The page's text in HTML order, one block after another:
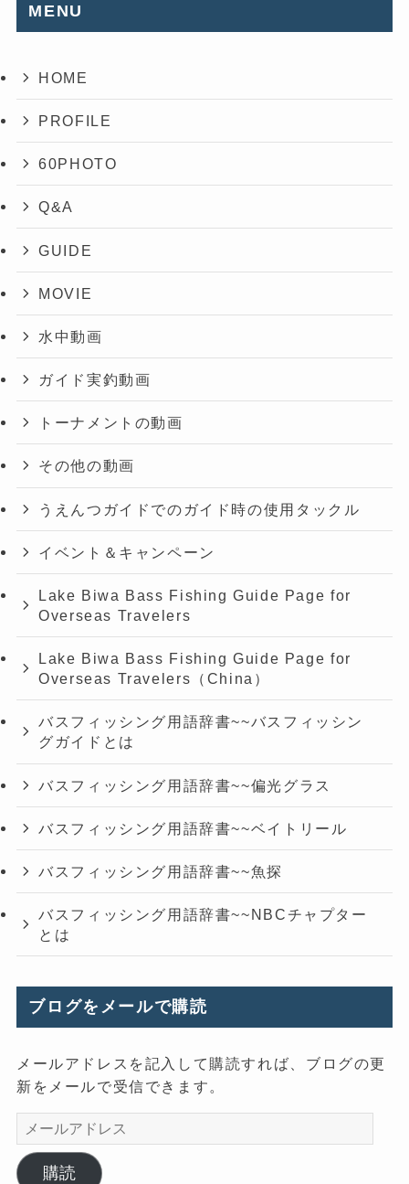
MENU
HOME
PROFILE
60PHOTO
Q&A
GUIDE
MOVIE
水中動画
ガイド実釣動画
トーナメントの動画
その他の動画
うえんつガイドでのガイド時の使用タックル
イベント＆キャンペーン
Lake Biwa Bass Fishing Guide Page for
Overseas Travelers
Lake Biwa Bass Fishing Guide Page for
Overseas Travelers（China）
バスフィッシング用語辞書~~バスフィッシン
グガイドとは
バスフィッシング用語辞書~~偏光グラス
バスフィッシング用語辞書~~ベイトリール
バスフィッシング用語辞書~~魚探
バスフィッシング用語辞書~~NBCチャプター
とは
ブログをメールで購読
メールアドレスを記入して購読すれば、ブログの更
新をメールで受信できます。
メ
ー
ル
購読